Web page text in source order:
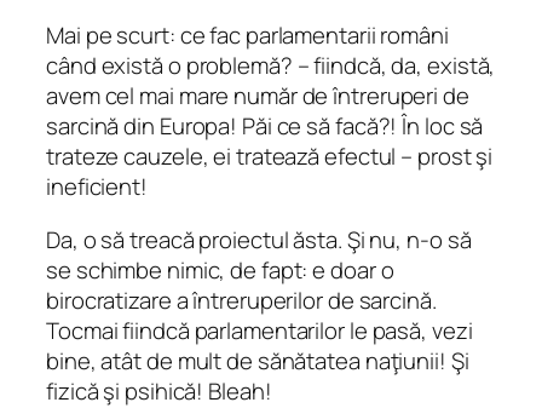
Mai pe scurt: ce fac parlamentarii români
când există o problemă? – fiindcă, da, există,
avem cel mai mare număr de întreruperi de
sarcină din Europa! Păi ce să facă?! În loc să
trateze cauzele, ei tratează efectul – prost şi
ineficient!
Da, o să treacă proiectul ăsta. Şi nu, n-o să
se schimbe nimic, de fapt: e doar o
birocratizare a întreruperilor de sarcină.
Tocmai fiindcă parlamentarilor le pasă, vezi
bine, atât de mult de sănătatea naţiunii! Şi
fizică şi psihică! Bleah!